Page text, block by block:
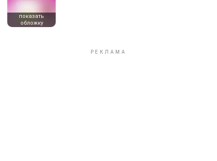
показать
обложку